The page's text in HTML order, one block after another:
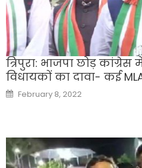
त्रिपुरा: भाजपा छोड़
विधायकों का दावा- कई
Posted
on
February 8, 2022